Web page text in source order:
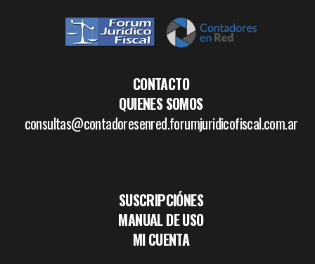
CONTACTO
QUIENES SOMOS
consultas@contadoresenred.forumjuridicofiscal.com.ar
SUSCRIPCIÓNES
MANUAL DE USO
MI CUENTA